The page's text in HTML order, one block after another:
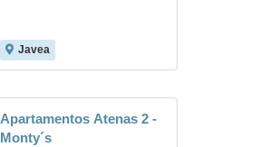
Javea
Apartamentos Atenas 2 -
Monty´s